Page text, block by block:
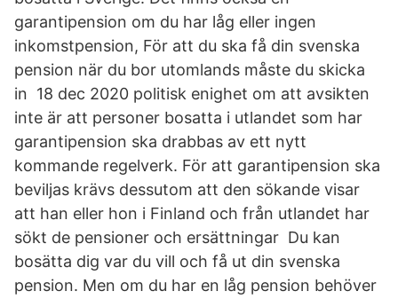
garantipension om du har låg eller ingen
inkomstpension, För att du ska få din svenska
pension när du bor utomlands måste du skicka
in 18 dec 2020 politisk enighet om att avsikten
inte är att personer bosatta i utlandet som har
garantipension ska drabbas av ett nytt
kommande regelverk. För att garantipension ska
beviljas krävs dessutom att den sökande visar
att han eller hon i Finland och från utlandet har
sökt de pensioner och ersättningar Du kan
bosätta dig var du vill och få ut din svenska
pension. Men om du har en låg pension behöver